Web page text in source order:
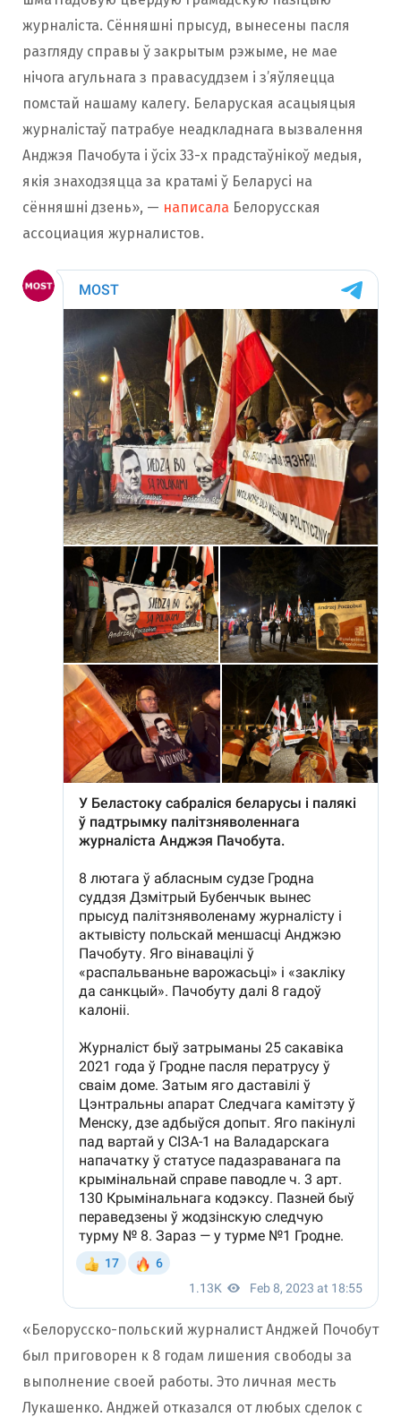
журналіста. Сённяшні прысуд, вынесены пасля
разгляду справы ў закрытым рэжыме, не мае
нічога агульнага з правасуддзем і з’яўляецца
помстай нашаму калегу. Беларуская асацыяцыя
журналістаў патрабуе неадкладнага вызвалення
Анджэя Пачобута і ўсіх 33-х прадстаўнікоў медыя,
якія знаходзяцца за кратамі ў Беларусі на
сённяшні дзень», — написала Белорусская
ассоциация журналистов.
«Белорусско-польский журналист Анджей Почобут
был приговорен к 8 годам лишения свободы за
выполнение своей работы. Это личная месть
Лукашенко. Анджей отказался от любых сделок с